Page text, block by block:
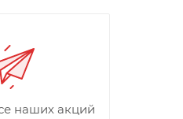
наших акций